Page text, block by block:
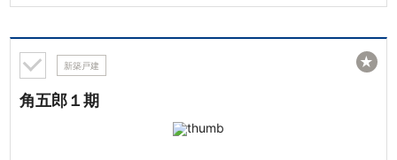
新築戸建
角五郎１期
★